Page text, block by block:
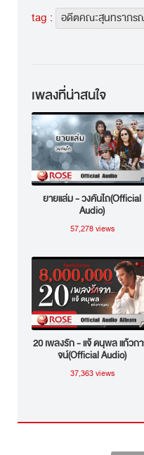
tag : อดีตคณะสุนทราภร
เพลงที่น่าสนใจ
ยายแล่ม - วงคันไถ(Official
Audio)
57,278 views
20 เพลงรัก - แจ้ ดนุพล แก้วก
จน์(Official Audio)
37,363 views